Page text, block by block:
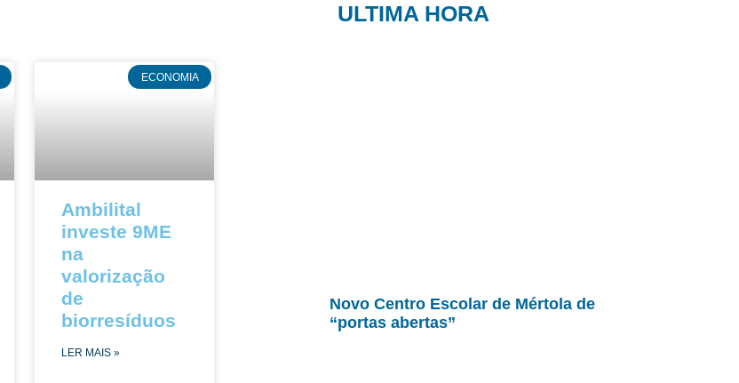
ULTIMA HORA
ECONOMIA
Ambilital
investe 9ME
na
valorização
de
biorresíduos
LER MAIS »
Novo Centro Escolar de Mértola de
“portas abertas”